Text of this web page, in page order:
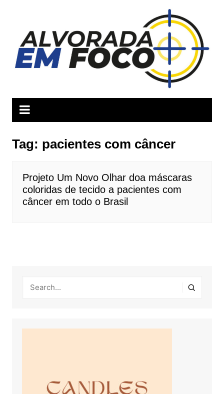
conteúdo
Tag: pacientes com câncer
Projeto Um Novo Olhar doa máscaras
coloridas de tecido a pacientes com
câncer em todo o Brasil